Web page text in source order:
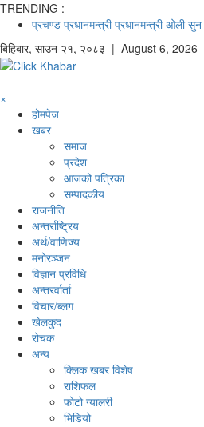
TRENDING :
प्रचण्ड प्रधानमन्त्री प्रधानमन्त्री ओली सुन
बिहिबार, साउन २१, २०८३ | August 6, 2026
×
होमपेज
खबर
समाज
प्रदेश
आजको पत्रिका
सम्पादकीय
राजनीति
अन्तर्राष्ट्रिय
अर्थ/वाणिज्य
मनाेरञ्जन
विज्ञान प्रविधि
अन्तरर्वार्ता
विचार/ब्लग
खेलकुद
रोचक
अन्य
क्लिक खबर विशेष
राशिफल
फोटो ग्यालरी
भिडियो